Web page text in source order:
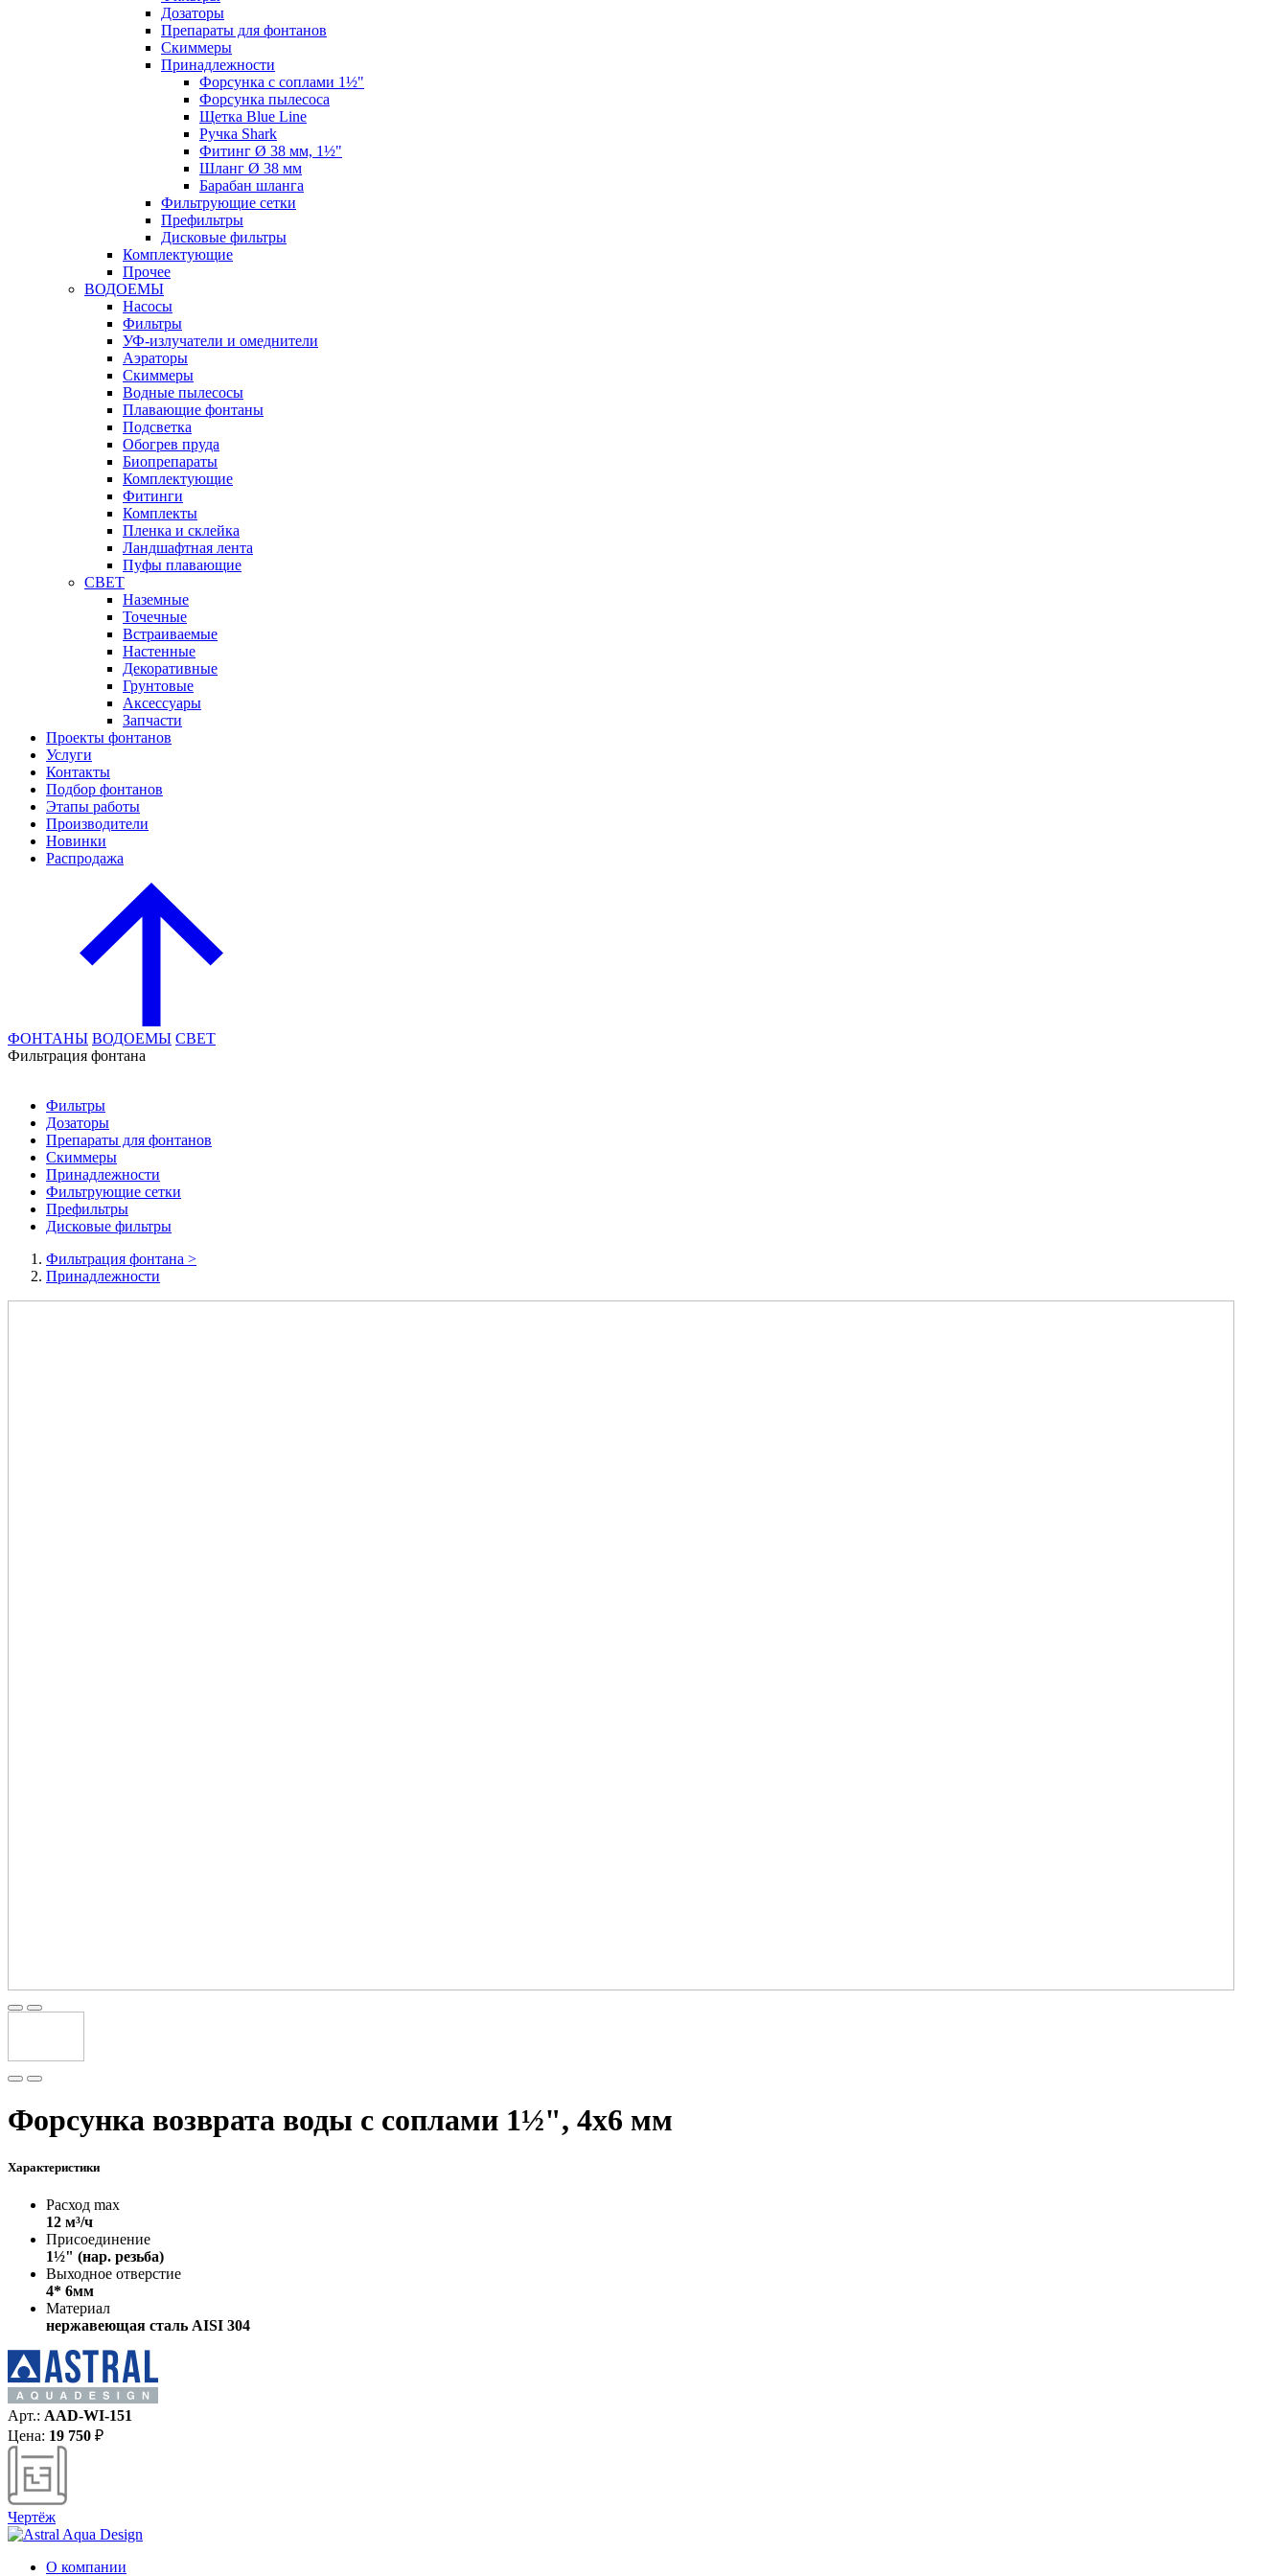
Дозаторы
Препараты для фонтанов
Скиммеры
Принадлежности
Форсунка с соплами 1½"
Форсунка пылесоса
Щетка Blue Line
Ручка Shark
Фитинг Ø 38 мм, 1½"
Шланг Ø 38 мм
Барабан шланга
Фильтрующие сетки
Префильтры
Дисковые фильтры
Комплектующие
Прочее
ВОДОЕМЫ
Насосы
Фильтры
УФ-излучатели и омеднители
Аэраторы
Cкиммеры
Водные пылесосы
Плавающие фонтаны
Подсветка
Обогрев пруда
Биопрепараты
Комплектующие
Фитинги
Комплекты
Пленка и склейка
Ландшафтная лента
Пуфы плавающие
СВЕТ
Наземные
Точечные
Встраиваемые
Настенные
Декоративные
Грунтовые
Аксессуары
Запчасти
Проекты фонтанов
Услуги
Контакты
Подбор фонтанов
Этапы работы
Производители
Новинки
Распродажа
ФОНТАНЫ ВОДОЕМЫ СВЕТ
Фильтрация фонтана
Фильтры
Дозаторы
Препараты для фонтанов
Скиммеры
Принадлежности
Фильтрующие сетки
Префильтры
Дисковые фильтры
Фильтрация фонтана >
Принадлежности
Форсунка возврата воды с соплами 1½", 4х6 мм
Характеристики
Расход max
12 м³/ч
Присоединение
1½" (нар. резьба)
Выходное отверстие
4* 6мм
Материал
нержавеющая сталь AISI 304
Арт.: AAD-WI-151
Цена: 19 750 ₽
Чертёж
О компании